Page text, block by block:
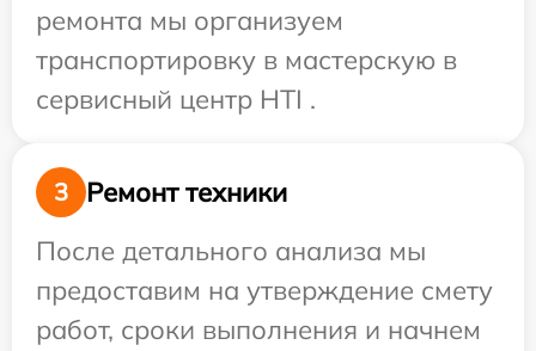
ремонта мы организуем
транспортировку в мастерскую в
сервисный центр HTI .
3
Ремонт техники
После детального анализа мы
предоставим на утверждение смету
работ, сроки выполнения и начнем